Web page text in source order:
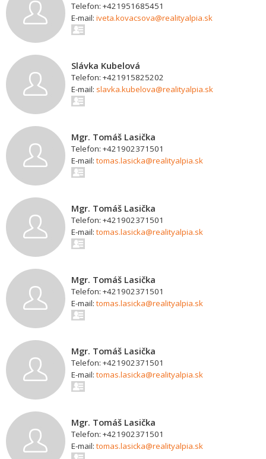
Telefon: +421951685451
E-mail: iveta.kovacsova@realityalpia.sk
Slávka Kubelová
Telefon: +421915825202
E-mail: slavka.kubelova@realityalpia.sk
Mgr. Tomáš Lasička
Telefon: +421902371501
E-mail: tomas.lasicka@realityalpia.sk
Mgr. Tomáš Lasička
Telefon: +421902371501
E-mail: tomas.lasicka@realityalpia.sk
Mgr. Tomáš Lasička
Telefon: +421902371501
E-mail: tomas.lasicka@realityalpia.sk
Mgr. Tomáš Lasička
Telefon: +421902371501
E-mail: tomas.lasicka@realityalpia.sk
Mgr. Tomáš Lasička
Telefon: +421902371501
E-mail: tomas.lasicka@realityalpia.sk